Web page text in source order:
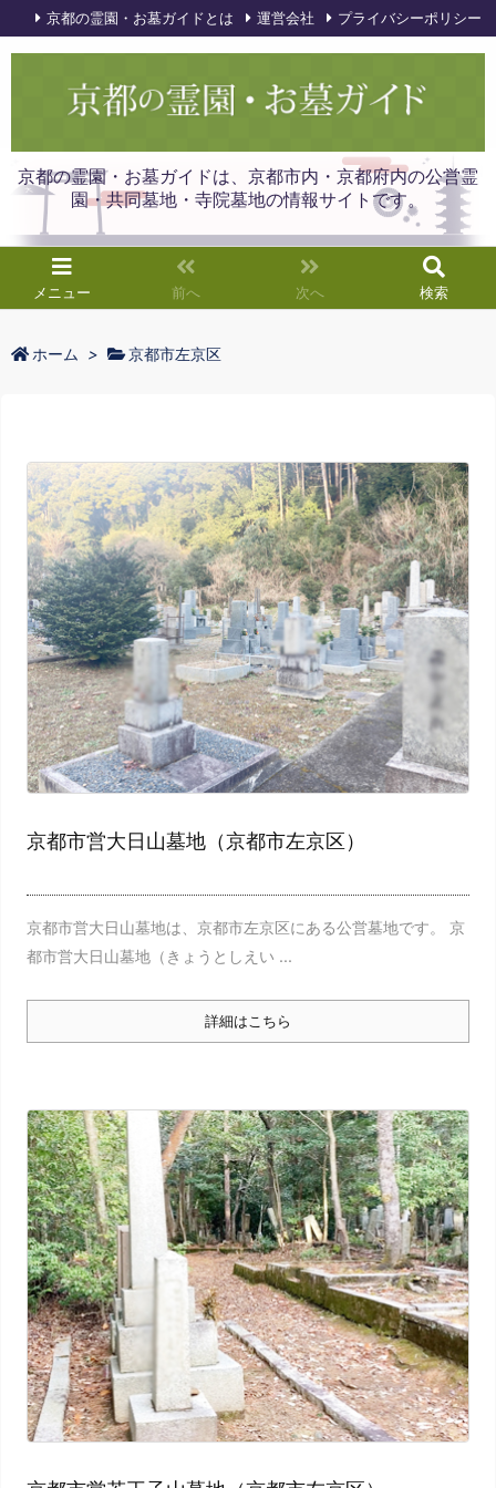
京都の霊園・お墓ガイドは、京都市内・京都府内の公営霊
園・共同墓地・寺院墓地の情報サイトです。
メニュー 前へ 次へ 検索
京都の霊園・お墓ガイドとは 運営会社 プライバシーポリシー
ホーム > 京都市左京区
京都市営大日山墓地（京都市左京区）
京都市営大日山墓地は、京都市左京区にある公営墓地です。 京
都市営大日山墓地（きょうとしえい ...
詳細はこちら